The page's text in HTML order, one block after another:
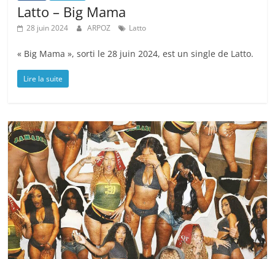
Latto – Big Mama
28 juin 2024 ARPOZ Latto
« Big Mama », sorti le 28 juin 2024, est un single de Latto.
Lire la suite